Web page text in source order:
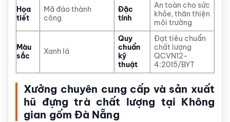
Họa
tiết
Mã đáo thành
công
Đặc
tính
An toàn cho sức
khỏe, thân thiện
môi trường
Màu
sắc
Xanh lá
Quy
chuẩn
kỹ
thuật
Đạt tiêu chuẩn
chất lượng
QCVN12-
4:2015/BYT
Xưởng chuyên cung cấp và sản xuất
hũ đựng trà chất lượng tại Không
gian gốm Đà Nẵng